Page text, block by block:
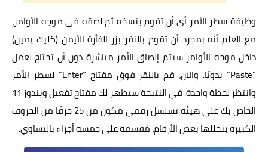
وظيفة سطر الأمر أي أن تقوم بنسخه ثم لصقه في موجه الأوامر،
مع العلم أنه بمجرد أن تقوم بالنقر بزر الفأرة الأيمن (كليك يمين)
داخل موجه الأوامر سيتم إلصاق الأمر مباشرة دون أن تحتاج لعمل
“Paste” يدويًا. والآن، قم بالنقر فوق مفتاح “Enter” لسطر الأمر
وانتظر لحظة واحدة. في النتيجة سيظهر لك مفتاح تفعيل ويندوز 11
الخاص بك على هيئة تسلسل رقمي مكون من 25 حرفًا من الحروف
الكبيرة يتخللها بعض الأرقام، مُقسمة على خمسة أجزاء بالتساوي.